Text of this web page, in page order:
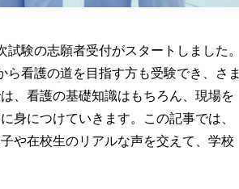
験の志願者受付がスタートしました。
看護の道を目指す方も受験でき、さま
、看護の基礎知識はもちろん、現場を
身につけていきます。この記事では、
や在校生のリアルな声を交えて、学校